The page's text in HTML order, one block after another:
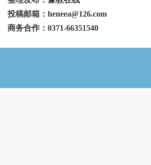
投稿邮箱：heneea@126.com
商务合作：0371-66351540